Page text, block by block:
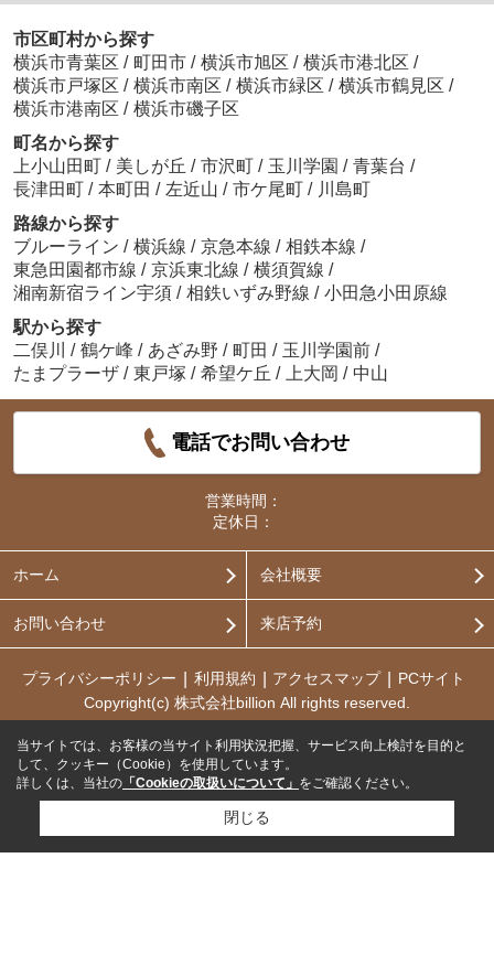
市区町村から探す
横浜市青葉区 / 町田市 / 横浜市旭区 / 横浜市港北区 /
横浜市戸塚区 / 横浜市南区 / 横浜市緑区 / 横浜市鶴見区 /
横浜市港南区 / 横浜市磯子区
町名から探す
上小山田町 / 美しが丘 / 市沢町 / 玉川学園 / 青葉台 /
長津田町 / 本町田 / 左近山 / 市ケ尾町 / 川島町
路線から探す
ブルーライン / 横浜線 / 京急本線 / 相鉄本線 /
東急田園都市線 / 京浜東北線 / 横須賀線 /
湘南新宿ライン宇須 / 相鉄いずみ野線 / 小田急小田原線
駅から探す
二俣川 / 鶴ケ峰 / あざみ野 / 町田 / 玉川学園前 /
たまプラーザ / 東戸塚 / 希望ケ丘 / 上大岡 / 中山
電話でお問い合わせ
営業時間：
定休日：
ホーム 会社概要
お問い合わせ 来店予約
プライバシーポリシー 利用規約 アクセスマップ
PCサイト
Copyright(c) 株式会社billion All rights reserved.
当サイトでは、お客様の当サイト利用状況把握、サービス向上検討を目的と
して、クッキー（Cookie）を使用しています。
詳しくは、当社の 「Cookieの取扱いについて」 をご確認ください。
閉じる